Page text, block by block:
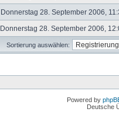
Donnerstag 28. September 2006,
Donnerstag 28. September 2006,
Sortierung auswählen:
Powered by
Deutsche